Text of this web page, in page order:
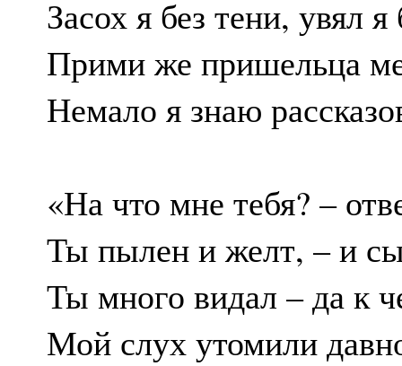
Засох я без тени, увял
Прими же пришельца
Немало я знаю
«На что мне тебя? –
Ты пылен и желт, – и
Ты много видал – да к
Мой слух утомили